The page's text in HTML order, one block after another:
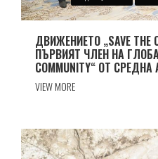
ДВИЖЕНИЕТО „SAVE THE
ПЪРВИЯТ ЧЛЕН НА
COMMUNITY“ ОТ
VIEW MORE